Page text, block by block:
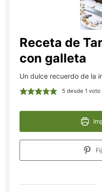
Receta de
con galleta
Un dulce recuerdo de la
5 desde 1 voto